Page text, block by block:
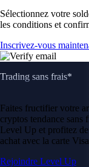
Sélectionnez votre
les conditions et
Inscrivez-vous
Trading sans frais*
Faites fructifier votre
cryptos tendance
Level Up et profitez
achat avec la carte
Rejoindre Level Up